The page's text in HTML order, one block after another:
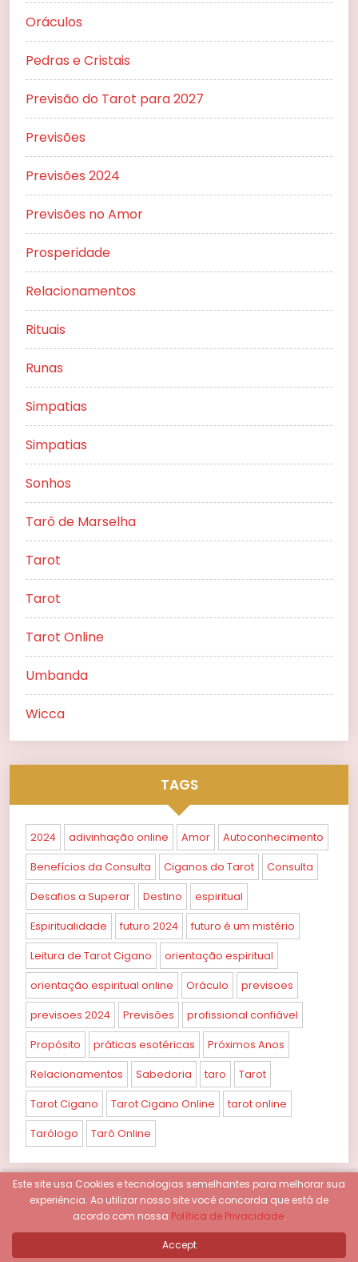
Oráculos
Pedras e Cristais
Previsão do Tarot para 2027
Previsões
Previsões 2024
Previsões no Amor
Prosperidade
Relacionamentos
Rituais
Runas
Simpatias
Simpatias
Sonhos
Tarô de Marselha
Tarot
Tarot
Tarot Online
Umbanda
Wicca
TAGS
2024 adivinhação online Amor Autoconhecimento
Benefícios da Consulta Ciganos do Tarot Consulta
Desafios a Superar Destino espiritual
Espiritualidade futuro 2024 futuro é um mistério
Leitura de Tarot Cigano orientação espiritual
orientação espiritual online Oráculo previsoes
previsoes 2024 Previsões profissional confiável
Propósito práticas esotéricas Próximos Anos
Relacionamentos Sabedoria taro Tarot
Tarot Cigano Tarot Cigano Online tarot online
Tarólogo Tarô Online
PESQUISAR
Este site usa Cookies e tecnologias semelhantes para melhorar sua
experiência. Ao utilizar nosso site você concorda que está de
acordo com nossa Política de Privacidade.
Accept